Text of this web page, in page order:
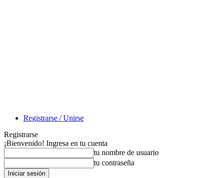
Registrarse / Unirse
Registrarse
¡Bienvenido! Ingresa en tu cuenta
tu nombre de usuario
tu contraseña